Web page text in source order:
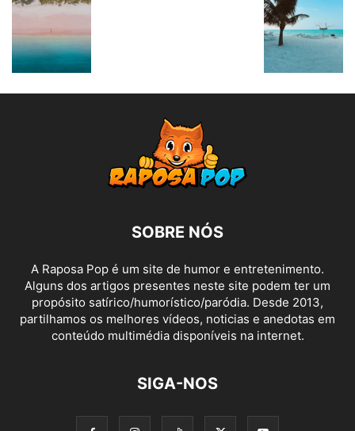
SOBRE NÓS
A Raposa Pop é um site de humor e entretenimento.
Alguns dos artigos presentes neste site podem ter um
propósito satírico/humorístico/paródia. Desde 2013,
partilhamos os melhores vídeos, noticias e anedotas em
conteúdo multimédia disponíveis na internet.
SIGA-NOS